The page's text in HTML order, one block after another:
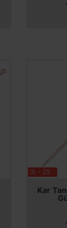
% - 25
Kar